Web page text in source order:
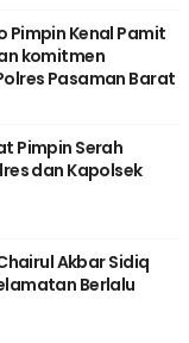
Pimpin Kenal Pamit
komitmen
Pasaman Barat
Pimpin Serah
dan Kapolsek
Akbar Sidiq
Berlalu